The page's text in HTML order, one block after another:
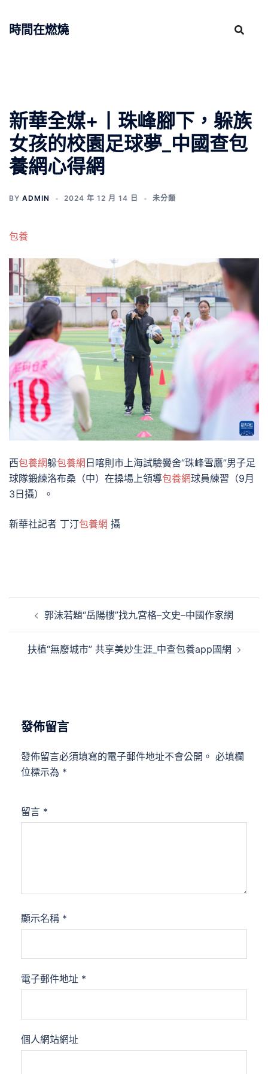
時間在燃燒
新華全媒+丨珠峰腳下，躲族
女孩的校園足球夢_中國查包
養網心得網
BY ADMIN 2024 年 12 月 14 日 未分類
包養
西包養網躲包養網日喀則市上海試驗黌舍“珠峰雪鷹”男子足
球隊鍛練洛布桑（中）在操場上領導包養網球員練習（9月
3日攝）。
新華社記者 丁汀包養網 攝
郭沫若題“岳陽樓”找九宮格–文史–中國作家網
扶植“無廢城市” 共享美妙生涯_中查包養app國網
發佈留言
發佈留言必須填寫的電子郵件地址不會公開。 必填欄
位標示為 *
留言 *
顯示名稱 *
電子郵件地址 *
個人網站網址